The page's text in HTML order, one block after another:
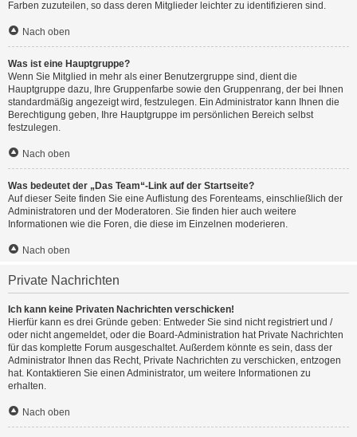
Farben zuzuteilen, so dass deren Mitglieder leichter zu identifizieren sind.
Nach oben
Was ist eine Hauptgruppe?
Wenn Sie Mitglied in mehr als einer Benutzergruppe sind, dient die
Hauptgruppe dazu, Ihre Gruppenfarbe sowie den Gruppenrang, der bei Ihnen
standardmäßig angezeigt wird, festzulegen. Ein Administrator kann Ihnen die
Berechtigung geben, Ihre Hauptgruppe im persönlichen Bereich selbst
festzulegen.
Nach oben
Was bedeutet der „Das Team“-Link auf der Startseite?
Auf dieser Seite finden Sie eine Auflistung des Forenteams, einschließlich der
Administratoren und der Moderatoren. Sie finden hier auch weitere
Informationen wie die Foren, die diese im Einzelnen moderieren.
Nach oben
Private Nachrichten
Ich kann keine Privaten Nachrichten verschicken!
Hierfür kann es drei Gründe geben: Entweder Sie sind nicht registriert und /
oder nicht angemeldet, oder die Board-Administration hat Private Nachrichten
für das komplette Forum ausgeschaltet. Außerdem könnte es sein, dass der
Administrator Ihnen das Recht, Private Nachrichten zu verschicken, entzogen
hat. Kontaktieren Sie einen Administrator, um weitere Informationen zu
erhalten.
Nach oben